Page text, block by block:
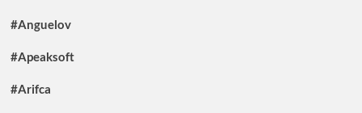
#Anguelov
#Apeaksoft
#Arifca